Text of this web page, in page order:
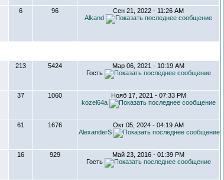
6 96
Сен 21, 2022 - 11:26 AM
Alkand
213 5424
Мар 06, 2021 - 10:19 AM
Гость
37 1060
Нояб 17, 2021 - 07:33 PM
kozel64a
61 1676
Окт 05, 2024 - 04:19 AM
AlexanderS
16 929
Май 23, 2016 - 01:39 PM
Гость